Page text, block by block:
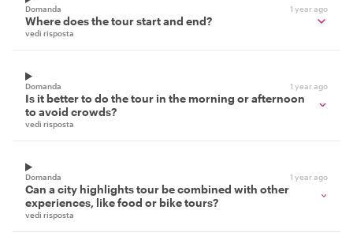
Domanda 1 year ago
Where does the tour start and end?
vedi risposta
Domanda 1 year ago
Is it better to do the tour in the morning or afternoon
to avoid crowds?
vedi risposta
Domanda 1 year ago
Can a city highlights tour be combined with other
experiences, like food or bike tours?
vedi risposta